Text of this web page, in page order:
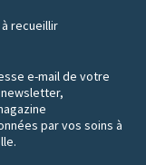
recueillir
e-mail de votre
par vos soins à